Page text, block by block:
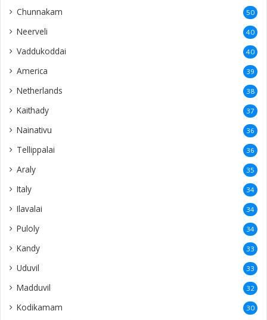
Chunnakam 50
Neerveli 40
Vaddukoddai 40
America 39
Netherlands 38
Kaithady 37
Nainativu 36
Tellippalai 36
Araly 35
Italy 34
Ilavalai 34
Puloly 34
Kandy 33
Uduvil 33
Madduvil 32
Kodikamam 30